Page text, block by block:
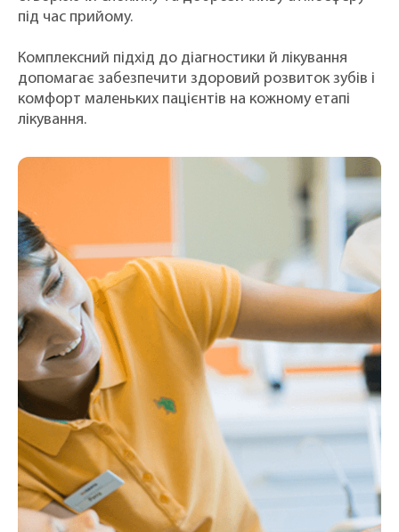
під час прийому.
Комплексний підхід до діагностики й лікування
допомагає забезпечити здоровий розвиток зубів і
комфорт маленьких пацієнтів на кожному етапі
лікування.